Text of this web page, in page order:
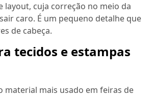
layout, cuja correção no meio da
caro. É um pequeno detalhe que
de cabeça.
tecidos e estampas
material mais usado em feiras de